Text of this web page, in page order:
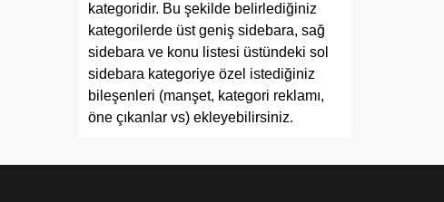
kategoridir. Bu şekilde belirlediğiniz
kategorilerde üst geniş sidebara, sağ
sidebara ve konu listesi üstündeki sol
sidebara kategoriye özel istediğiniz
bileşenleri (manşet, kategori reklamı,
öne çıkanlar vs) ekleyebilirsiniz.